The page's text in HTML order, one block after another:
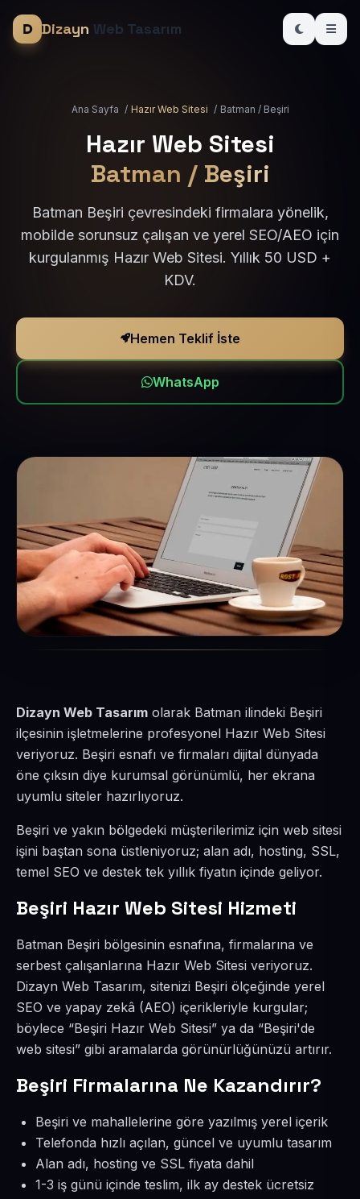
Dizayn Web Tasarım
Ana Sayfa / Hazır Web Sitesi / Batman / Beşiri
Hazır Web Sitesi
Batman / Beşiri
Batman Beşiri çevresindeki firmalara yönelik,
mobilde sorunsuz çalışan ve yerel SEO/AEO için
kurgulanmış Hazır Web Sitesi. Yıllık 50 USD +
KDV.
Hemen Teklif İste
WhatsApp
Dizayn Web Tasarım olarak Batman ilindeki Beşiri
ilçesinin işletmelerine profesyonel Hazır Web Sitesi
veriyoruz. Beşiri esnafı ve firmaları dijital dünyada
öne çıksın diye kurumsal görünümlü, her ekrana
uyumlu siteler hazırlıyoruz.
Beşiri ve yakın bölgedeki müşterilerimiz için web sitesi
işini baştan sona üstleniyoruz; alan adı, hosting, SSL,
temel SEO ve destek tek yıllık fiyatın içinde geliyor.
Beşiri Hazır Web Sitesi Hizmeti
Batman Beşiri bölgesinin esnafına, firmalarına ve
serbest çalışanlarına Hazır Web Sitesi veriyoruz.
Dizayn Web Tasarım, sitenizi Beşiri ölçeğinde yerel
SEO ve yapay zekâ (AEO) içerikleriyle kurgular;
böylece “Beşiri Hazır Web Sitesi” ya da “Beşiri'de
web sitesi” gibi aramalarda görünürlüğünüzü artırır.
Beşiri Firmalarına Ne Kazandırır?
Beşiri ve mahallelerine göre yazılmış yerel içerik
Telefonda hızlı açılan, güncel ve uyumlu tasarım
Alan adı, hosting ve SSL fiyata dahil
1-3 iş günü içinde teslim, ilk ay destek ücretsiz